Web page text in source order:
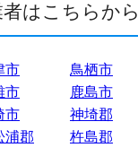
はこちらから
市 鳥栖市
市 鹿島市
市 神埼郡
浦郡 杵島郡